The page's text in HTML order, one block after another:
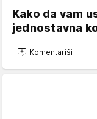
Kako da vam
jednostavna
Komentariši